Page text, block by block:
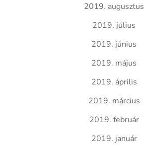
2019. augusztus
2019. július
2019. június
2019. május
2019. április
2019. március
2019. február
2019. január